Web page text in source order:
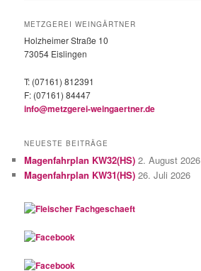
METZGEREI WEINGÄRTNER
Holzheimer Straße 10
73054 Eislingen
T: (07161) 812391
F: (07161) 84447
info@metzgerei-weingaertner.de
NEUESTE BEITRÄGE
Magenfahrplan KW32(HS) 2. August 2026
Magenfahrplan KW31(HS) 26. Juli 2026